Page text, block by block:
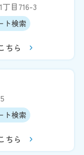
目716-3
ト検索
ちら
ト検索
ちら